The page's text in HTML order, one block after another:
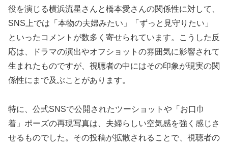
役を演じる横浜流星さんと橋本愛さんの関係性に対して、
SNS上では「本物の夫婦みたい」「ずっと見守りたい」
といったコメントが数多く寄せられています。こうした反
応は、ドラマの演出やオフショットの雰囲気に影響されて
生まれたものですが、視聴者の中にはその印象が現実の関
係性にまで及ぶことがあります。
特に、公式SNSで公開されたツーショットや「お口巾
着」ポーズの再現写真は、夫婦らしい空気感を強く感じさ
せるものでした。その投稿が拡散されることで、視聴者の